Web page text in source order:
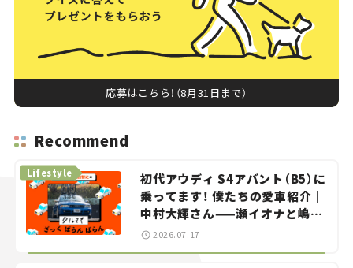
応募はこちら！（8月31日まで）
Recommend
初代アウディ S4アバント（B5）に
乗ってます！ 僕たちの愛車紹介｜
中村大輝さん——瀬イオナと嶋田
智之の「クルマでざっくばらんば
らん！」＃20
Lifestyle
2026.07.17